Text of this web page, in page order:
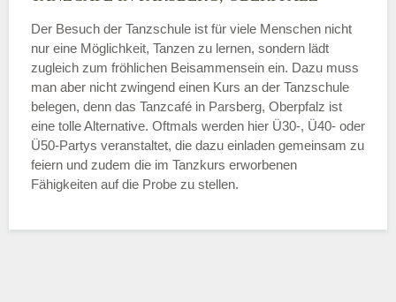
Der Besuch der Tanzschule ist für viele Menschen nicht
nur eine Möglichkeit, Tanzen zu lernen, sondern lädt
zugleich zum fröhlichen Beisammensein ein. Dazu muss
man aber nicht zwingend einen Kurs an der Tanzschule
belegen, denn das Tanzcafé in Parsberg, Oberpfalz ist
eine tolle Alternative. Oftmals werden hier Ü30-, Ü40- oder
Ü50-Partys veranstaltet, die dazu einladen gemeinsam zu
feiern und zudem die im Tanzkurs erworbenen
Fähigkeiten auf die Probe zu stellen.